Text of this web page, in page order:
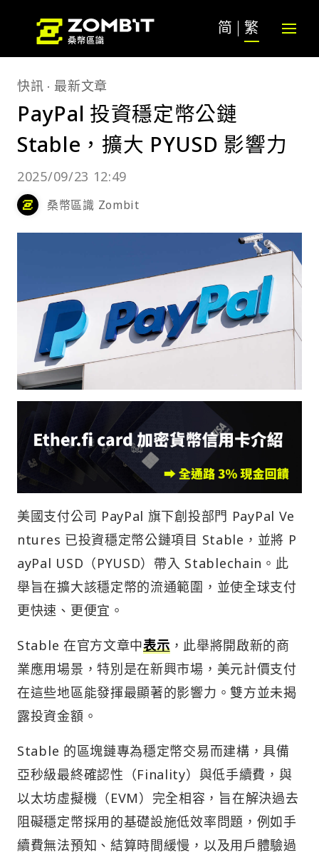
简 繁
快訊 最新文章
PayPal 投資穩定幣公鏈
Stable，擴大 PYUSD 影響力
2025/09/23 12:49
桑幣區識 Zombit
美國支付公司 PayPal 旗下創投部門 PayPal Ve
ntures 已投資穩定幣公鏈項目 Stable，並將 P
ayPal USD（PYUSD）帶入 Stablechain。此
舉旨在擴大該穩定幣的流通範圍，並使全球支付
更快速、更便宜。
Stable 在官方文章中表示，此舉將開啟新的商
業應用場景，特別是在新興市場，美元計價支付
在這些地區能發揮最顯著的影響力。雙方並未揭
露投資金額。
Stable 的區塊鏈專為穩定幣交易而建構，具備
亞秒級最終確認性（Finality）與低手續費，與
以太坊虛擬機（EVM）完全相容，旨在解決過去
阻礙穩定幣採用的基礎設施低效率問題，例如手
續費無法預知、結算時間緩慢，以及用戶體驗過